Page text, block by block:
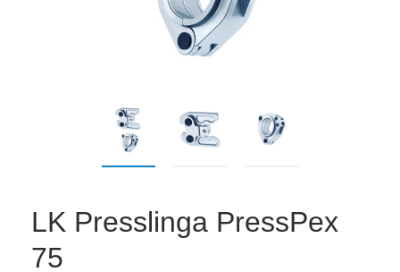
LK Presslinga PressPex
75